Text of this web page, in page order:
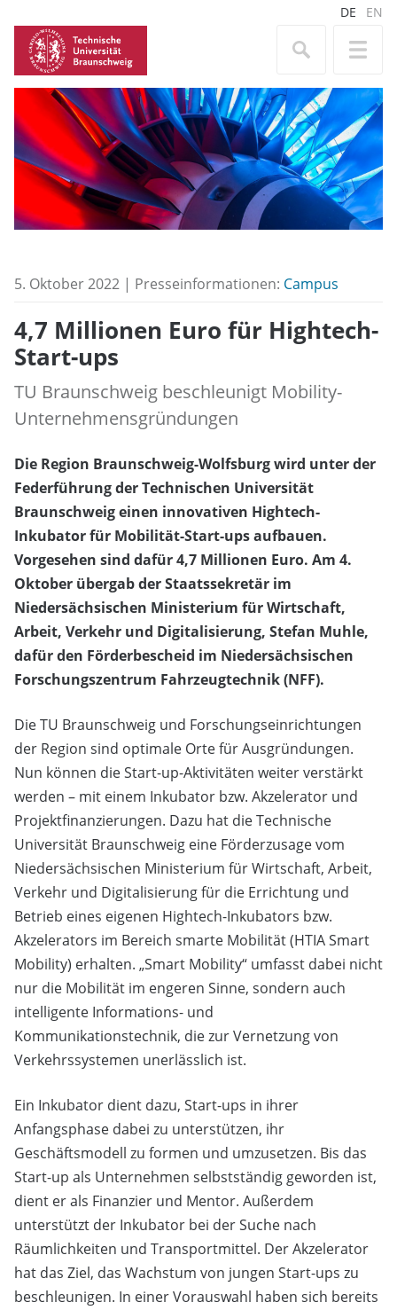
DE EN
5. Oktober 2022 | Presseinformationen: Campus
4,7 Millionen Euro für Hightech-
Start-ups
TU Braunschweig beschleunigt Mobility-
Unternehmensgründungen
Die Region Braunschweig-Wolfsburg wird unter der
Federführung der Technischen Universität
Braunschweig einen innovativen Hightech-
Inkubator für Mobilität-Start-ups aufbauen.
Vorgesehen sind dafür 4,7 Millionen Euro. Am 4.
Oktober übergab der Staatssekretär im
Niedersächsischen Ministerium für Wirtschaft,
Arbeit, Verkehr und Digitalisierung, Stefan Muhle,
dafür den Förderbescheid im Niedersächsischen
Forschungszentrum Fahrzeugtechnik (NFF).
Die TU Braunschweig und Forschungseinrichtungen
der Region sind optimale Orte für Ausgründungen.
Nun können die Start-up-Aktivitäten weiter verstärkt
werden – mit einem Inkubator bzw. Akzelerator und
Projektfinanzierungen. Dazu hat die Technische
Universität Braunschweig eine Förderzusage vom
Niedersächsischen Ministerium für Wirtschaft, Arbeit,
Verkehr und Digitalisierung für die Errichtung und
Betrieb eines eigenen Hightech-Inkubators bzw.
Akzelerators im Bereich smarte Mobilität (HTIA Smart
Mobility) erhalten. „Smart Mobility“ umfasst dabei nicht
nur die Mobilität im engeren Sinne, sondern auch
intelligente Informations- und
Kommunikationstechnik, die zur Vernetzung von
Verkehrssystemen unerlässlich ist.
Ein Inkubator dient dazu, Start-ups in ihrer
Anfangsphase dabei zu unterstützen, ihr
Geschäftsmodell zu formen und umzusetzen. Bis das
Start-up als Unternehmen selbstständig geworden ist,
dient er als Finanzier und Mentor. Außerdem
unterstützt der Inkubator bei der Suche nach
Räumlichkeiten und Transportmittel. Der Akzelerator
hat das Ziel, das Wachstum von jungen Start-ups zu
beschleunigen. In einer Vorauswahl haben sich bereits